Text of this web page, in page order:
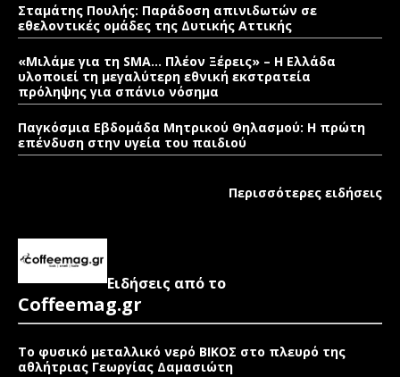
Σταμάτης Πουλής: Παράδοση απινιδωτών σε
εθελοντικές ομάδες της Δυτικής Αττικής
«Μιλάμε για τη SMA… Πλέον Ξέρεις» – Η Ελλάδα
υλοποιεί τη μεγαλύτερη εθνική εκστρατεία
πρόληψης για σπάνιο νόσημα
Παγκόσμια Εβδομάδα Μητρικού Θηλασμού: Η πρώτη
επένδυση στην υγεία του παιδιού
Περισσότερες ειδήσεις
Ειδήσεις από το
Coffeemag.gr
Το φυσικό μεταλλικό νερό ΒΙΚΟΣ στο πλευρό της
αθλήτριας Γεωργίας Δαμασιώτη